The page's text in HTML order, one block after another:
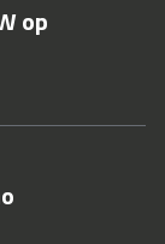
op